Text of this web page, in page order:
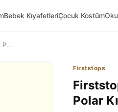
Bebek KıyafetleriÇocuk Kostüm
P...
Firststops
Polar